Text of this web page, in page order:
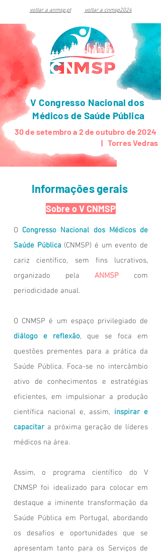
voltar a anmsp.pt voltar a cnmsp2024
V Congresso Nacional dos
Médicos de Saúde Pública
30 de setembro a 2 de outubro de 2024
| Torres Vedras
Informações gerais
Sobre o V CNMSP
O Congresso Nacional dos Médicos de
Saúde Pública (CNMSP) é um evento de
cariz científico, sem fins lucrativos,
organizado pela ANMSP
com
periodicidade anual.
O CNMSP é um espaço privilegiado de
diálogo e reflexão, que se foca em
questões prementes para a prática da
Saúde Pública. Foca-se no intercâmbio
ativo de conhecimentos e estratégias
eficientes, em impulsionar a produção
científica nacional e, assim, inspirar e
capacitar a próxima geração de líderes
médicos na área.
Assim, o programa científico do V
CNMSP foi idealizado para colocar em
destaque a iminente transformação da
Saúde Pública em Portugal, abordando
os desafios e oportunidades que se
apresentam tanto para os Serviços de